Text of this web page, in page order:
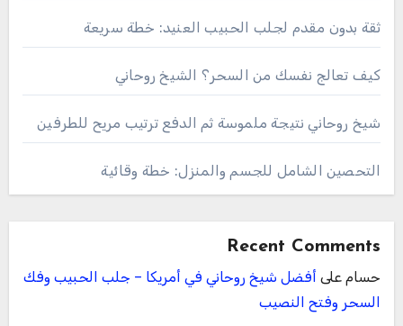
ثقة بدون مقدم لجلب الحبيب العنيد: خطة سريعة
كيف تعالج نفسك من السحر؟ الشيخ روحاني
شيخ روحاني نتيجة ملموسة ثم الدفع ترتيب مريح للطرفين
التحصين الشامل للجسم والمنزل: خطة وقائية
Recent Comments
حسامعلى أفضل شيخ روحاني في أمريكا – جلب الحبيب وفك
السحر وفتح النصيب